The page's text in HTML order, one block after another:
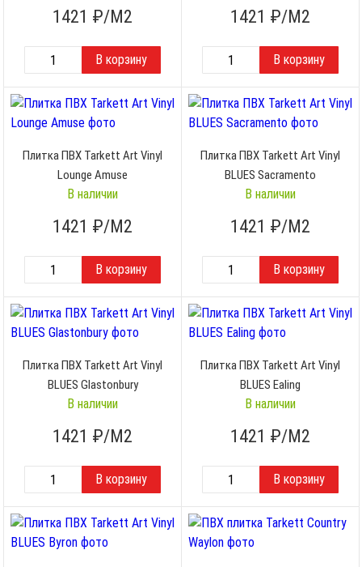
1421 ₽/М2 1421 ₽/М2
Плитка ПВХ Tarkett Art Vinyl
Lounge Amuse
В наличии
1421 ₽/М2
Плитка ПВХ Tarkett Art Vinyl
BLUES Sacramento
В наличии
1421 ₽/М2
Плитка ПВХ Tarkett Art Vinyl
BLUES Glastonbury
В наличии
1421 ₽/М2
Плитка ПВХ Tarkett Art Vinyl
BLUES Ealing
В наличии
1421 ₽/М2